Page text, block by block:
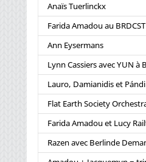
Anaïs Tuerlinckx
Farida Amadou au BRDCST
Ann Eysermans
Lynn Cassiers avec YUN à
Lauro, Damianidis et Pándi
Flat Earth Society
Farida Amadou et Lucy
Razen avec Berlinde